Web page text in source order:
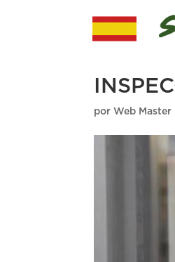
por Web Master